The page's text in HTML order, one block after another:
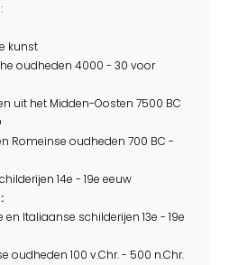
kunst
oudheden 4000 - 30 voor
uit het Midden-Oosten 7500 BC
Romeinse oudheden 700 BC -
14e - 19e eeuw
en Italiaanse schilderijen 13e - 19e
oudheden 100 v.Chr. - 500 n.Chr.